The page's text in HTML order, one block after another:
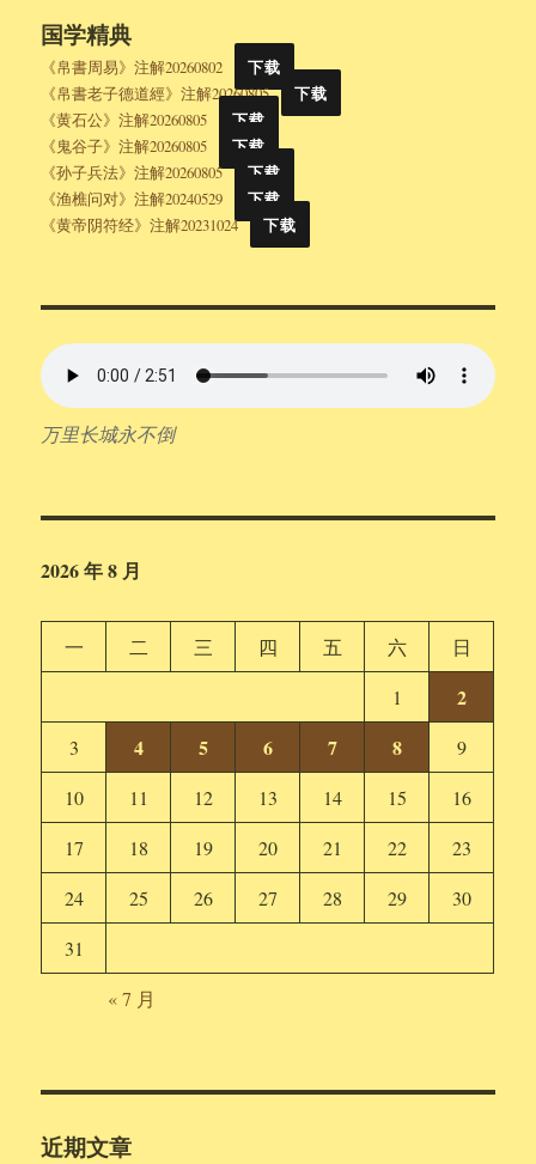
国学精典
《帛書周易》注解20260802
下载
《帛書老子德道經》注解20260805
下载
《黄石公》注解20260805
下载
《鬼谷子》注解20260805
下载
《孙子兵法》注解20260805
下载
《渔樵问对》注解20240529
下载
《黄帝阴符经》注解20231024
下载
万里长城永不倒
2026 年 8 月
一 二 三 四 五 六
日
1
2
3 4 5 6 7 8
9
10
11 12 13 14 15
16
17
18 19 20 21 22
23
24
25 26 27 28 29
30
31
« 7 月
近期文章